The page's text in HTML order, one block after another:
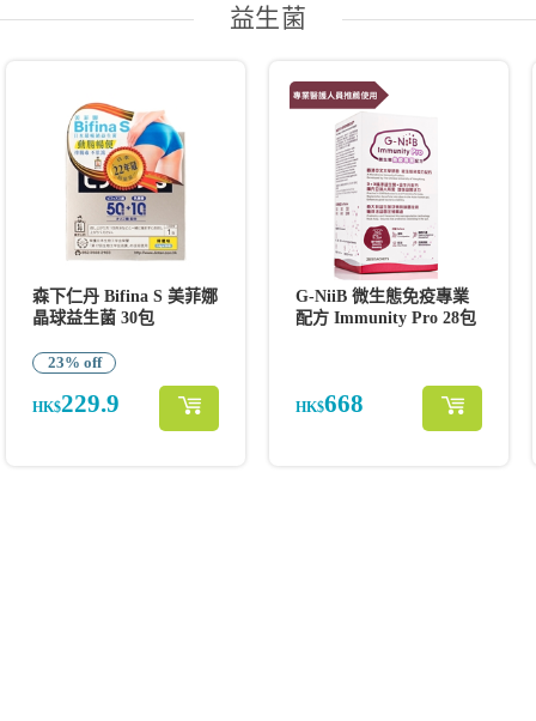
益生菌
森下仁丹 Bifina S 美菲娜
晶球益生菌 30包
23% off
HK$229.9
G-NiiB 微生態免疫專業
配方 Immunity Pro 28包
HK$668